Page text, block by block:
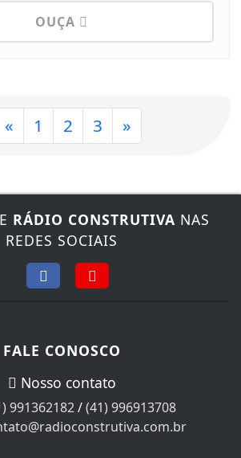
OUÇA
« 1 2 3 »
RÁDIO CONSTRUTIVA NAS
REDES SOCIAIS
FALE CONOSCO
Nosso contato
991362182/(41) 996913708